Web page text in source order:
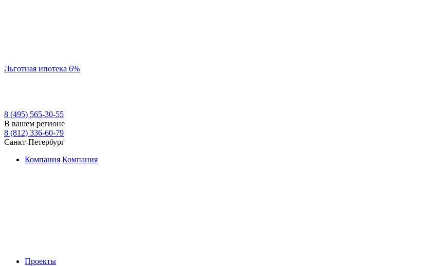
Льготная ипотека 6%
8 (495) 565-30-55
В вашем регионе
8 (812) 336-60-79
Санкт-Петербург
Компания Компания
Проекты